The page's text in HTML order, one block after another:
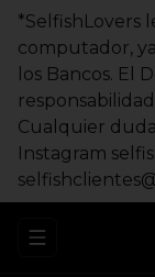
*SelfishLovers
computador,
los Bancos. El
Cualquier
Instagram
Abrir menu de